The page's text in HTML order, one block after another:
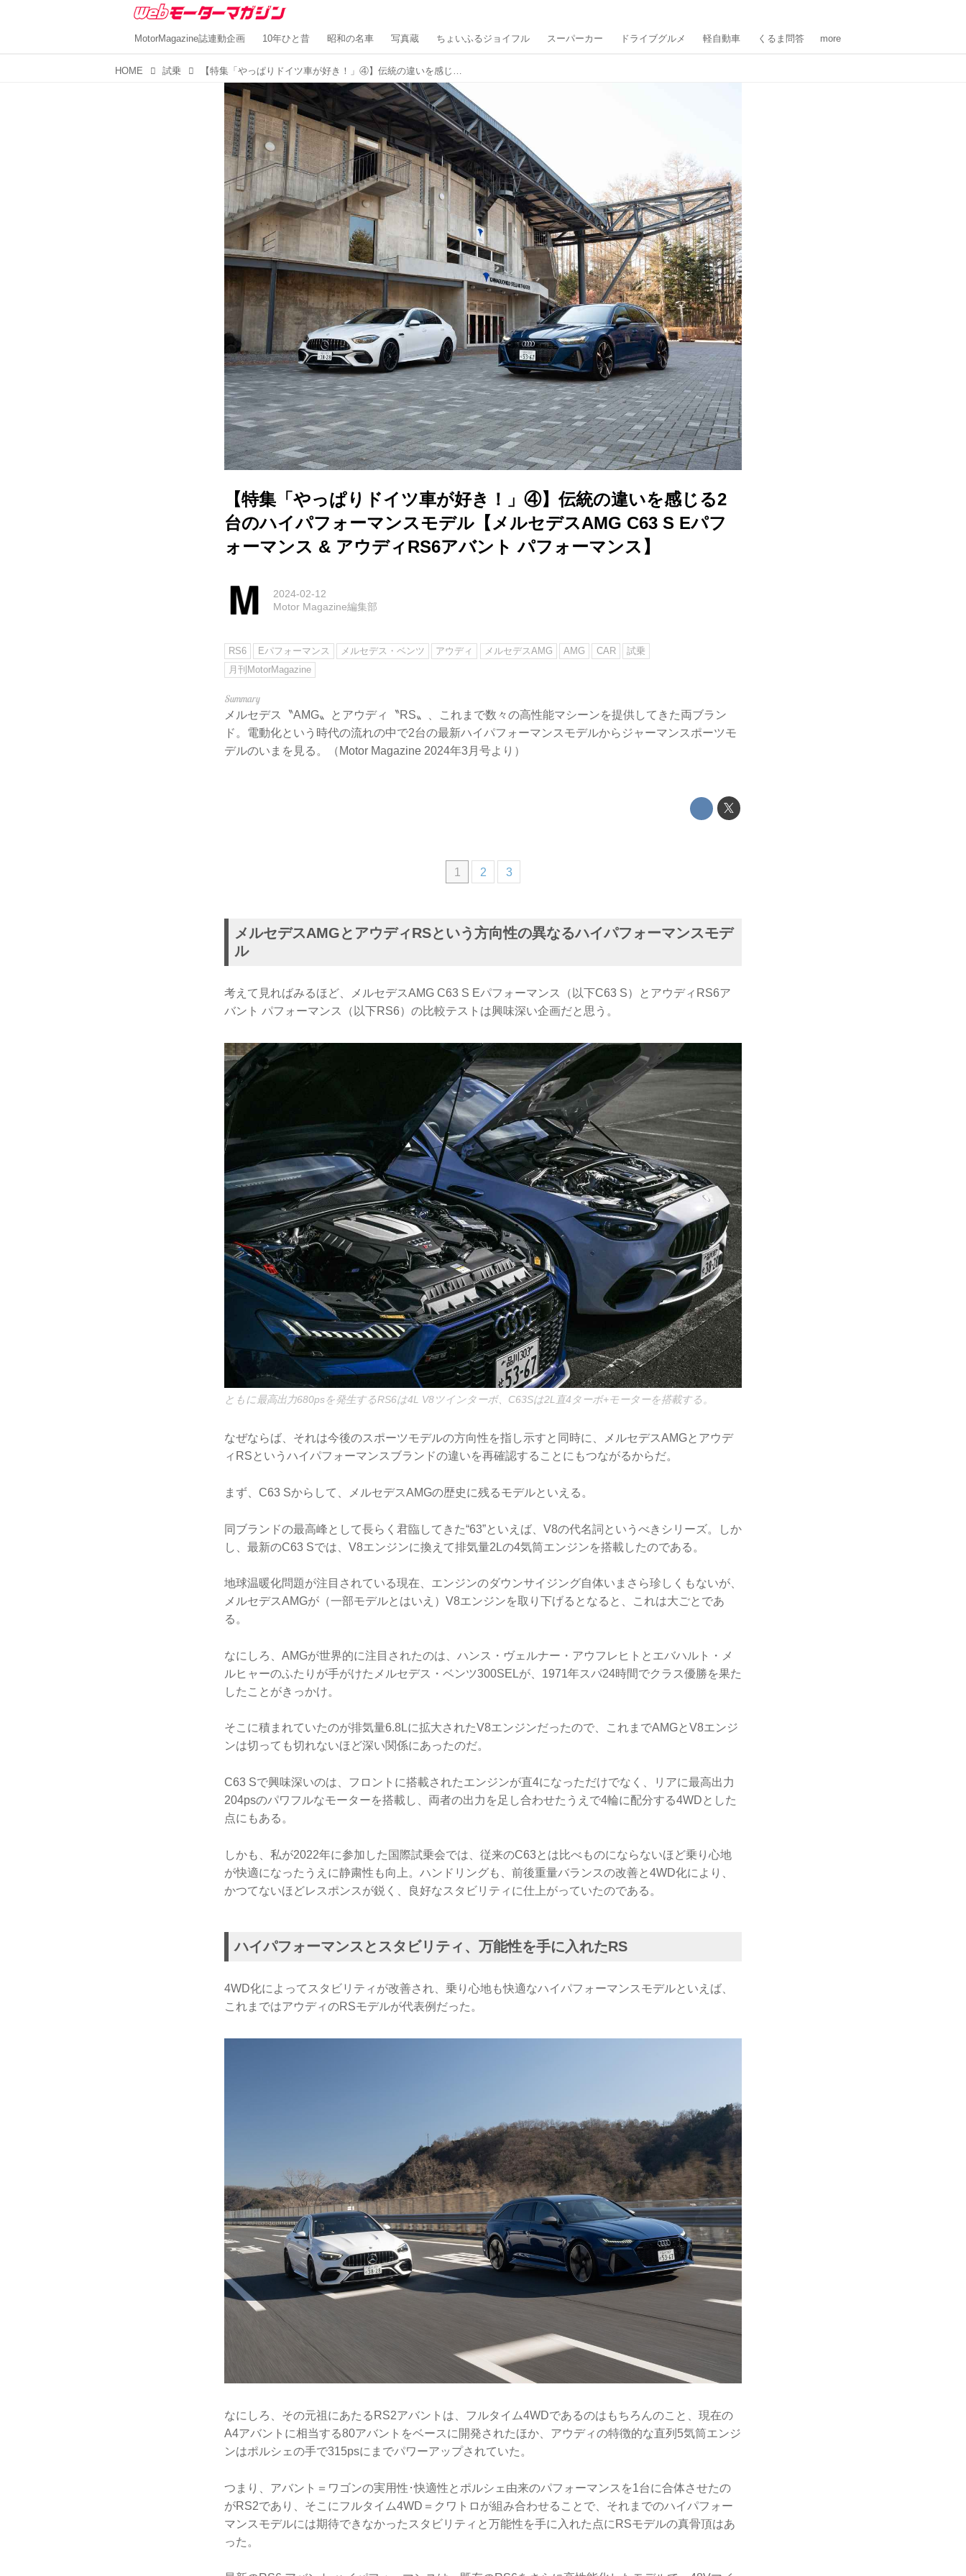
MotorMagazine誌連動企画 10年ひと昔 昭和の名車 写真蔵 ちょいふるジョイフル スーパーカー ドライブグルメ 軽自動車 くるま問答 more
HOME 試乗 【特集「やっぱりドイツ車が好き！」④】伝統の違いを感じる2台のハイパフォーマンスモデル【メルセデスAMG C63 S Eパフォーマンス & アウディRS6アバント パフォーマンス】
【特集「やっぱりドイツ車が好き！」④】伝統の違いを感じる2
台のハイパフォーマンスモデル【メルセデスAMG C63 S Eパフ
ォーマンス & アウディRS6アバント パフォーマンス】
2024-02-12
Motor Magazine編集部
RS6 Eパフォーマンス メルセデス・ベンツ アウディ メルセデスAMG AMG CAR
試乗
月刊MotorMagazine
メルセデス〝AMG〟とアウディ〝RS〟、これまで数々の高性能マシーンを提供してきた両ブラン
ド。電動化という時代の流れの中で2台の最新ハイパフォーマンスモデルからジャーマンスポーツモ
デルのいまを見る。（Motor Magazine 2024年3月号より）
1 2 3
メルセデスAMGとアウディRSという方向性の異なるハイパフォーマンスモデ
ル
考えて見ればみるほど、メルセデスAMG C63 S Eパフォーマンス（以下C63 S）とアウディRS6ア
バント パフォーマンス（以下RS6）の比較テストは興味深い企画だと思う。
ともに最高出力680psを発生するRS6は4L V8ツインターボ、C63Sは2L直4ターボ+モーターを搭載する。
なぜならば、それは今後のスポーツモデルの方向性を指し示すと同時に、メルセデスAMGとアウデ
ィRSというハイパフォーマンスブランドの違いを再確認することにもつながるからだ。
まず、C63 Sからして、メルセデスAMGの歴史に残るモデルといえる。
同ブランドの最高峰として長らく君臨してきた“63”といえば、V8の代名詞というべきシリーズ。しか
し、最新のC63 Sでは、V8エンジンに換えて排気量2Lの4気筒エンジンを搭載したのである。
地球温暖化問題が注目されている現在、エンジンのダウンサイジング自体いまさら珍しくもないが、
メルセデスAMGが（一部モデルとはいえ）V8エンジンを取り下げるとなると、これは大ごとであ
る。
なにしろ、AMGが世界的に注目されたのは、ハンス・ヴェルナー・アウフレヒトとエバハルト・メ
ルヒャーのふたりが手がけたメルセデス・ベンツ300SELが、1971年スパ24時間でクラス優勝を果た
したことがきっかけ。
そこに積まれていたのが排気量6.8Lに拡大されたV8エンジンだったので、これまでAMGとV8エンジ
ンは切っても切れないほど深い関係にあったのだ。
C63 Sで興味深いのは、フロントに搭載されたエンジンが直4になっただけでなく、リアに最高出力
204psのパワフルなモーターを搭載し、両者の出力を足し合わせたうえで4輪に配分する4WDとした
点にもある。
しかも、私が2022年に参加した国際試乗会では、従来のC63とは比べものにならないほど乗り心地
が快適になったうえに静粛性も向上。ハンドリングも、前後重量バランスの改善と4WD化により、
かつてないほどレスポンスが鋭く、良好なスタビリティに仕上がっていたのである。
ハイパフォーマンスとスタビリティ、万能性を手に入れたRS
4WD化によってスタビリティが改善され、乗り心地も快適なハイパフォーマンスモデルといえば、
これまではアウディのRSモデルが代表例だった。
なにしろ、その元祖にあたるRS2アバントは、フルタイム4WDであるのはもちろんのこと、現在の
A4アバントに相当する80アバントをベースに開発されたほか、アウディの特徴的な直列5気筒エンジ
ンはポルシェの手で315psにまでパワーアップされていた。
つまり、アバント＝ワゴンの実用性･快適性とポルシェ由来のパフォーマンスを1台に合体させたの
がRS2であり、そこにフルタイム4WD＝クワトロが組み合わせることで、それまでのハイパフォー
マンスモデルには期待できなかったスタビリティと万能性を手に入れた点にRSモデルの真骨頂はあ
った。